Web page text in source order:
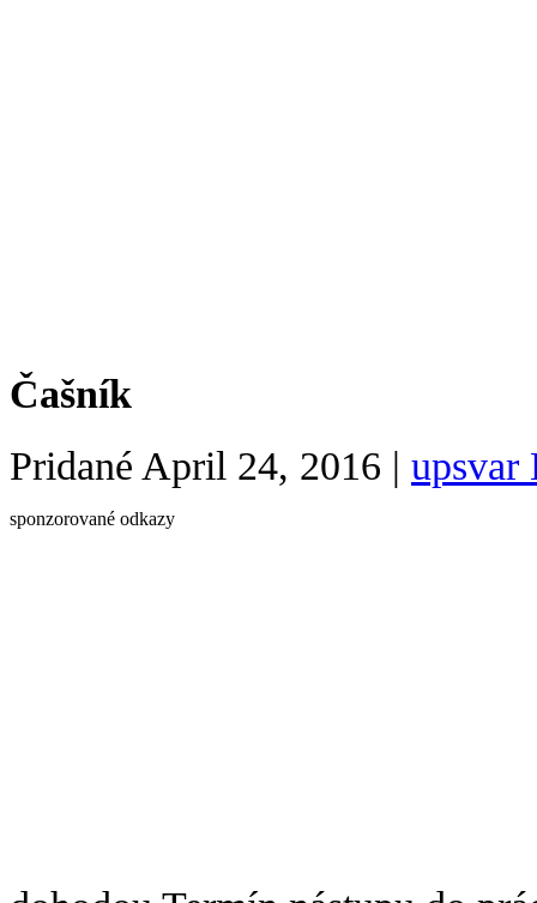
Čašník
Pridané April 24, 2016 | upsvar
sponzorované odkazy